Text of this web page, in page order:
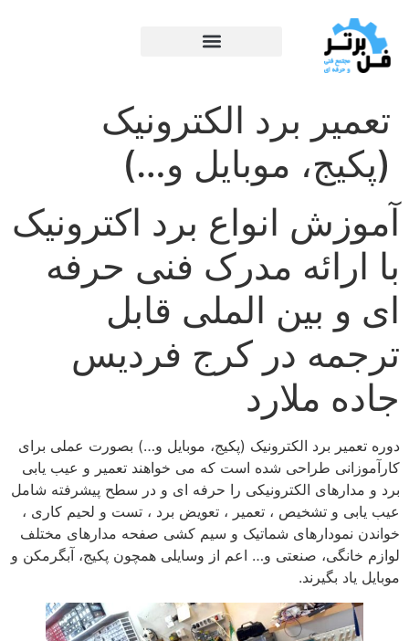
تعمیر برد الکترونیک
(پکیج، موبایل و…)
آموزش انواع برد اکترونیک
با ارائه مدرک فنی حرفه
ای و بین الملی قابل
ترجمه در کرج فردیس
جاده ملارد
دوره تعمیر برد الکترونیک (پکیج، موبایل و…) بصورت عملی برای
کارآموزانی طراحی شده است که می خواهند تعمیر و عیب یابی
برد و مدارهای الکترونیکی را حرفه ای و در سطح پیشرفته شامل
عیب یابی و تشخیص ، تعمیر ، تعویض برد ، تست و لحیم کاری ،
خواندن نمودارهای شماتیک و سیم کشی صفحه مدارهای مختلف
لوازم خانگی، صنعتی و… اعم از وسایلی همچون پکیج، آبگرمکن و
موبایل یاد بگیرند.